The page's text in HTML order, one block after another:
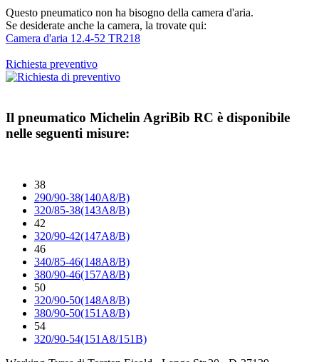
Questo pneumatico non ha bisogno della camera d'aria.
Se desiderate anche la camera, la trovate qui:
Camera d'aria 12.4-52 TR218
Richiesta preventivo
Il pneumatico Michelin AgriBib RC è disponibile
nelle seguenti misure:
38
290/90-38(140A8/B)
320/85-38(143A8/B)
42
320/90-42(147A8/B)
46
340/85-46(148A8/B)
380/90-46(157A8/B)
50
320/90-50(148A8/B)
380/90-50(151A8/B)
54
320/90-54(151A8/151B)